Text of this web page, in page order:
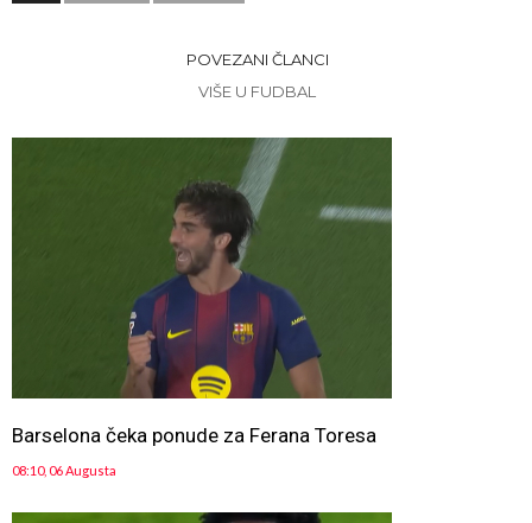
POVEZANI ČLANCI
VIŠE U FUDBAL
Barselona čeka ponude za Ferana Toresa
08:10, 06 Augusta